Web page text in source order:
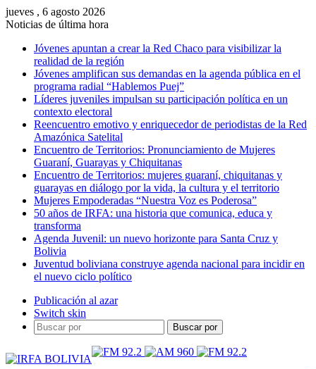
jueves , 6 agosto 2026
Noticias de última hora
Jóvenes apuntan a crear la Red Chaco para visibilizar la
realidad de la región
Jóvenes amplifican sus demandas en la agenda pública en el
programa radial “Hablemos Puej”
Líderes juveniles impulsan su participación política en un
contexto electoral
Reencuentro emotivo y enriquecedor de periodistas de la Red
Amazónica Satelital
Encuentro de Territorios: Pronunciamiento de Mujeres
Guaraní, Guarayas y Chiquitanas
Encuentro de Territorios: mujeres guaraní, chiquitanas y
guarayas en diálogo por la vida, la cultura y el territorio
Mujeres Empoderadas “Nuestra Voz es Poderosa”
50 años de IRFA: una historia que comunica, educa y
transforma
Agenda Juvenil: un nuevo horizonte para Santa Cruz y
Bolivia
Juventud boliviana construye agenda nacional para incidir en
el nuevo ciclo político
Publicación al azar
Switch skin
Buscar por